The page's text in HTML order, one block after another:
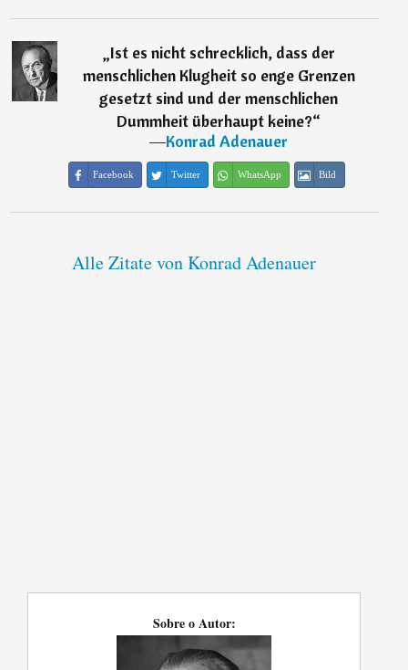
„Ist es nicht schrecklich, dass der
menschlichen Klugheit so enge Grenzen
gesetzt sind und der menschlichen
Dummheit überhaupt keine?“
―Konrad Adenauer
Facebook Twitter WhatsApp Bild
Alle Zitate von Konrad Adenauer
Sobre o Autor: